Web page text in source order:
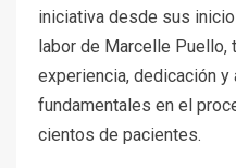
iniciativa desde sus
labor de Marcelle Puello,
experiencia, dedicación y
fundamentales en el
cientos de pacientes.